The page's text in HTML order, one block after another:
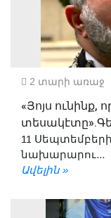
2 տարի առաջ
«Յոյս
11
նախարարու...
Ավելին »